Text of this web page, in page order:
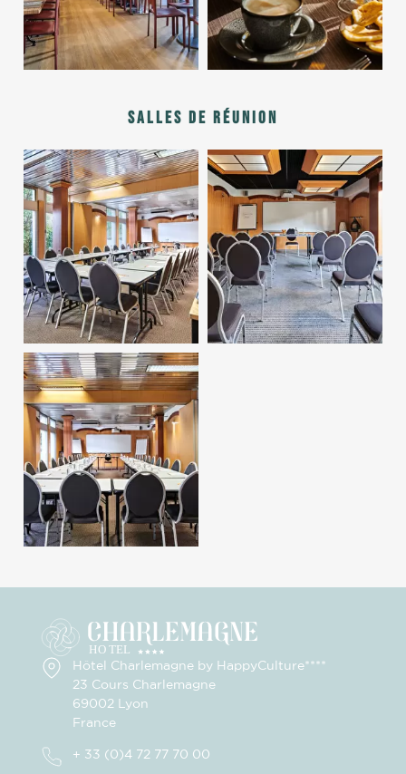
Salles de réunion
Hôtel Charlemagne by HappyCulture****
23 Cours Charlemagne
69002 Lyon
France
+ 33 (0)4 72 77 70 00